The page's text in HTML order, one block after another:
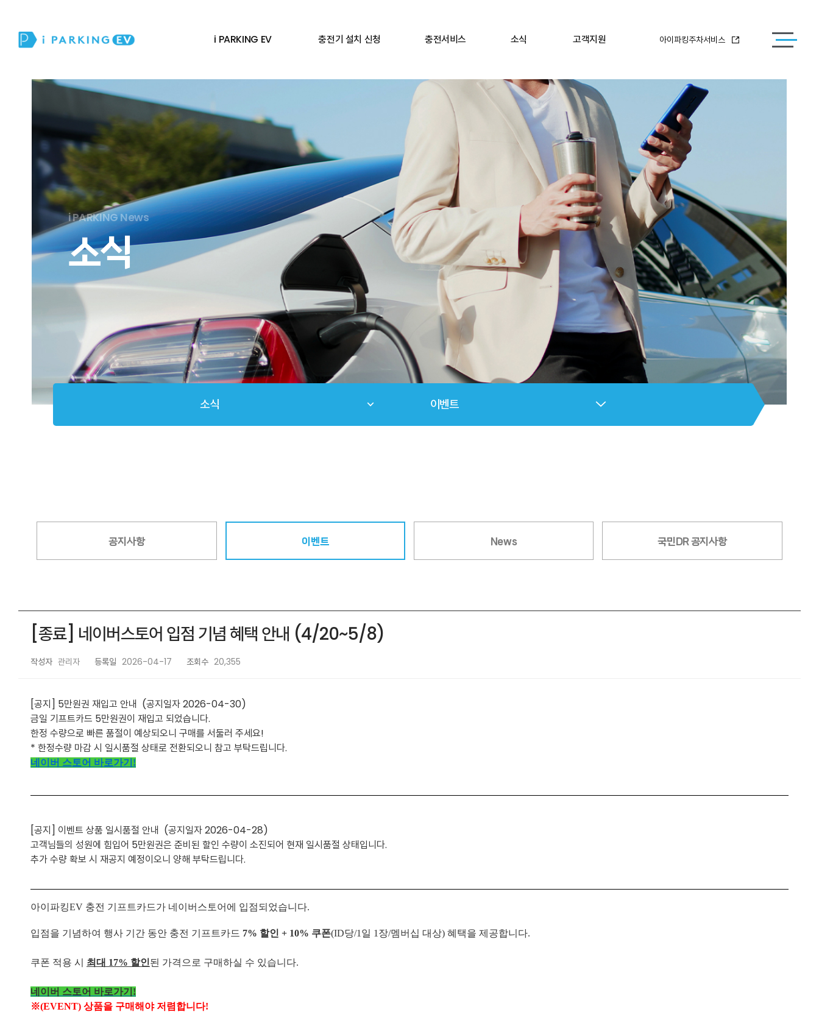
아이파킹주차서비스
i PARKING EV 충전기 설치 신청 충전서비스 소식 고객지원
i PARKING News
소식
소식 이벤트
공지사항 이벤트 News 국민DR 공지사항
[종료] 네이버스토어 입점 기념 혜택 안내 (4/20~5/8)
작성자 관리자 등록일 2026-04-17 조회수 20,355
[공지] 5만원권 재입고 안내 (공지일자 2026-04-30)
금일 기프트카드 5만원권이 재입고 되었습니다.
한정 수량으로 빠른 품절이 예상되오니 구매를 서둘러 주세요!
* 한정수량 마감 시 일시품절 상태로 전환되오니 참고 부탁드립니다.
네이버 스토어 바로가기!
[공지] 이벤트 상품 일시품절 안내 (공지일자 2026-04-28)
고객님들의 성원에 힘입어 5만원권은 준비된 할인 수량이 소진되어 현재 일시품절 상태입니다.
추가 수량 확보 시 재공지 예정이오니 양해 부탁드립니다.
아이파킹EV 충전 기프트카드가 네이버스토어에 입점되었습니다.
입점을 기념하여 행사 기간 동안 충전 기프트카드 7% 할인 + 10% 쿠폰(ID당/1일 1장/멤버십 대상) 혜택을 제공합니다.
쿠폰 적용 시 최대 17% 할인된 가격으로 구매하실 수 있습니다.
네이버 스토어 바로가기!
※(EVENT) 상품을 구매해야 저렴합니다!